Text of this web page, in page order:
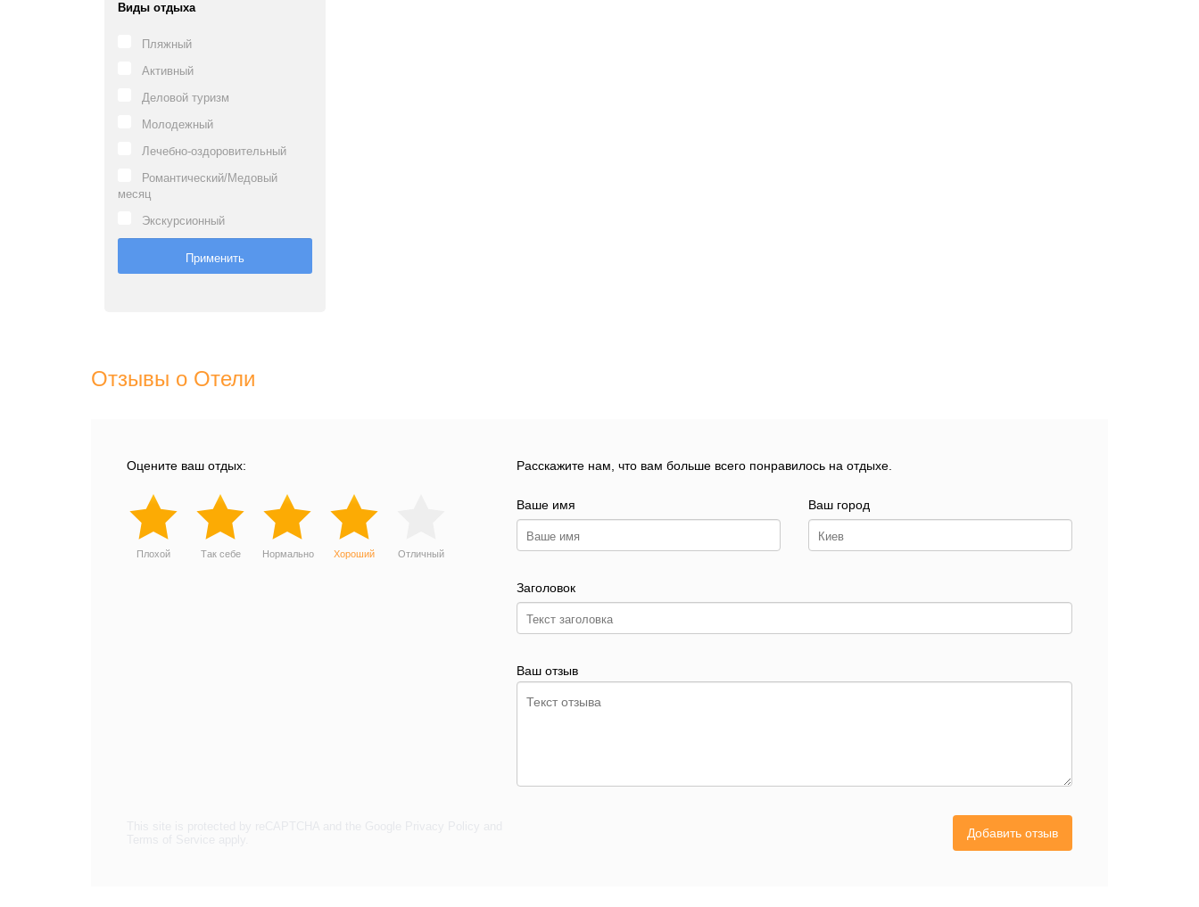
Виды отдыха
Пляжный
Активный
Деловой туризм
Молодежный
Лечебно-оздоровительный
Романтический/Медовый
месяц
Экскурсионный
Отзывы о Отели
Оцените ваш отдых:
Плохой Так себе Нормально Хороший Отличный
Расскажите нам, что вам больше всего понравилось на отдыхе.
Ваше имя Ваш город
Заголовок
Ваш отзыв
Добавить отзыв